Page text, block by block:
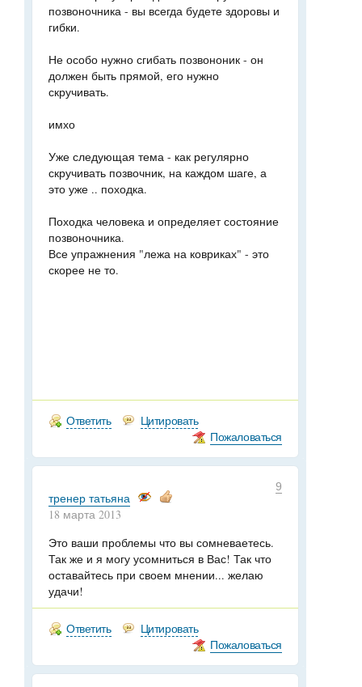
позвоночника - вы всегда будете здоровы и
гибки.
Не особо нужно сгибать позвононик - он
должен быть прямой, его нужно
скручивать.
имхо
Уже следующая тема - как регулярно
скручивать позвочник, на каждом шаге, а
это уже .. походка.
Походка человека и определяет состояние
позвоночника.
Все упражнения "лежа на ковриках" - это
скорее не то.
Ответить
Цитировать
Пожаловаться
9
тренер татьяна
18 марта 2013
Это ваши проблемы что вы сомневаетесь.
Так же и я могу усомниться в Вас! Так что
оставайтесь при своем мнении... желаю
удачи!
Ответить
Цитировать
Пожаловаться